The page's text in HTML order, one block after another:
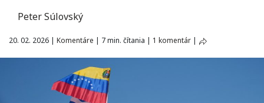
Peter Súlovský
20. 02. 2026 | Komentáre | 7 min. čítania | 1 komentár |